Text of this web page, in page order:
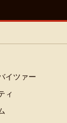
イツァー
ィ